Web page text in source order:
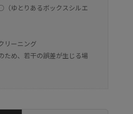
ゆとりあるボックスシルエ
リーニング
め、若干の誤差が生じる場